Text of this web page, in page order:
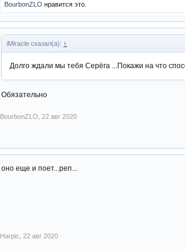
BourbonZLO нравится это.
iMiracle сказал(а): ↑
Долго ждали мы тебя Серёга ...Покажи на что
Обязательно
BourbonZLO 22 авг 2020
оно еще и поет...реп...
Harpic 22 авг 2020